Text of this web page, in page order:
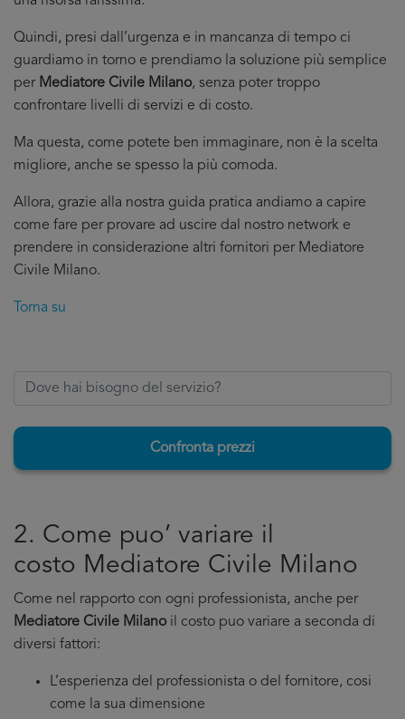
Quindi, presi dall’urgenza e in mancanza di tempo ci
guardiamo in torno e prendiamo la soluzione più semplice
per Mediatore Civile Milano, senza poter troppo
confrontare livelli di servizi e di costo.
Ma questa, come potete ben immaginare, non è la scelta
migliore, anche se spesso la più comoda.
Allora, grazie alla nostra guida pratica andiamo a capire
come fare per provare ad uscire dal nostro network e
prendere in considerazione altri fornitori per Mediatore
Civile Milano.
Torna su
Confronta prezzi
2. Come puo’ variare il
costo Mediatore Civile Milano
Come nel rapporto con ogni professionista, anche per
Mediatore Civile Milanoil costo puo variare a seconda di
diversi fattori:
L’esperienza del professionista o del fornitore, cosi
come la sua dimensione